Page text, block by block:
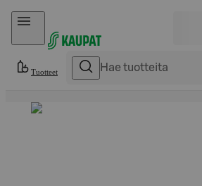
Hyppää sisältöön
Tuotteet